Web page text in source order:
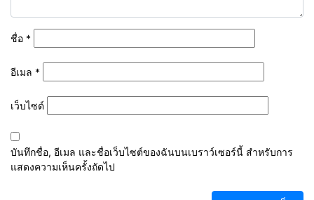
ชื่อ *
อีเมล *
เว็บไซต์
บันทึกชื่อ, อีเมล และชื่อเว็บไซต์ของฉันบนเบราว์เซอร์นี้ สำหรับการ
แสดงความเห็นครั้งถัดไป